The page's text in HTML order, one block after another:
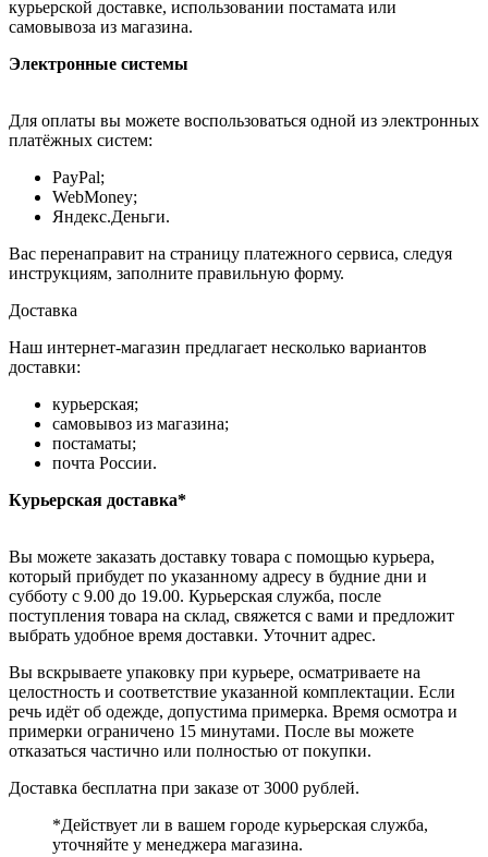
курьерской доставке, использовании постамата или
самовывоза из магазина.
Электронные системы
Для оплаты вы можете воспользоваться одной из электронных
платёжных систем:
PayPal;
WebMoney;
Яндекс.Деньги.
Вас перенаправит на страницу платежного сервиса, следуя
инструкциям, заполните правильную форму.
Доставка
Наш интернет-магазин предлагает несколько вариантов
доставки:
курьерская;
самовывоз из магазина;
постаматы;
почта России.
Курьерская доставка*
Вы можете заказать доставку товара с помощью курьера,
который прибудет по указанному адресу в будние дни и
субботу с 9.00 до 19.00. Курьерская служба, после
поступления товара на склад, свяжется с вами и предложит
выбрать удобное время доставки. Уточнит адрес.
Вы вскрываете упаковку при курьере, осматриваете на
целостность и соответствие указанной комплектации. Если
речь идёт об одежде, допустима примерка. Время осмотра и
примерки ограничено 15 минутами. После вы можете
отказаться частично или полностью от покупки.
Доставка бесплатна при заказе от 3000 рублей.
*Действует ли в вашем городе курьерская служба,
уточняйте у менеджера магазина.